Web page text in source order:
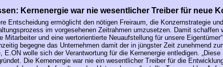
Kernenergie war nie wesentlicher Treiber für neue
Entscheidung ermöglicht den nötigen Freiraum, die Konzernstrategie
im vorgesehenen Zeitrahmen umzusetzen. Damit schaffen
Mitarbeiter und eine wertorientierte Neuaufstellung für unsere
begegne das Unternehmen damit der in jüngster Zeit zunehmend
E.ON wolle sich der Verantwortung für die Kernenergie entledigen.
Die Kernenergie war nie ein wesentlicher Treiber für die